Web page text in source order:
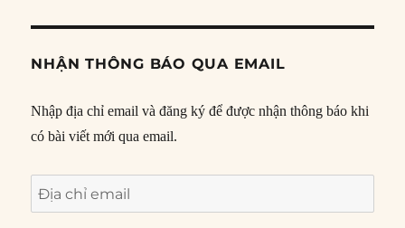
NHẬN THÔNG BÁO QUA EMAIL
Nhập địa chỉ email và đăng ký để được nhận thông báo khi
có bài viết mới qua email.
Địa
chỉ